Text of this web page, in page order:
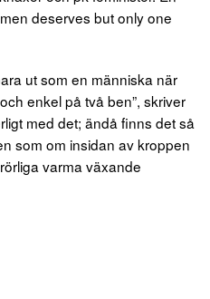
deserves but only one
ut som en människa när
enkel på två ben”, skriver
med det; ändå finns det så
som om insidan av kroppen
varma växande